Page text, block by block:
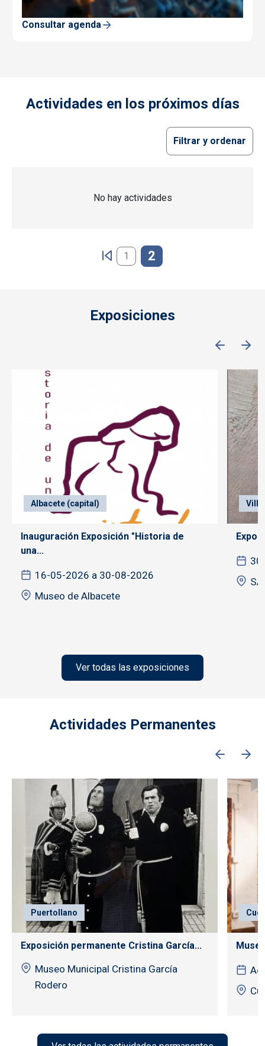
Consultar agenda
Actividades en los próximos días
Filtrar y ordenar
No hay actividades
1 2
Exposiciones
Albacete (capital)
Inauguración Exposición "Historia de
una...
16-05-2026 a 30-08-2026
Museo de Albacete
Ver todas las exposiciones
Actividades Permanentes
Puertollano
Exposición permanente Cristina García...
Museo Municipal Cristina García
Rodero